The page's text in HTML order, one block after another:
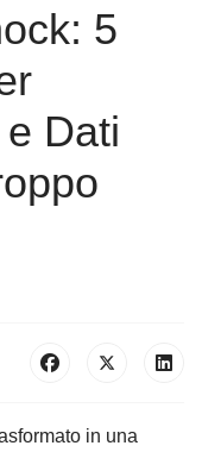
5
Dati
in una